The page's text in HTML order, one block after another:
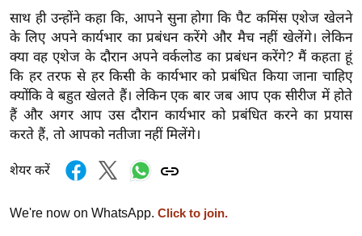
ऑ
टो
व
र्ल्ड
न्यू
ज
ब्री
नो
साथ ही उन्होंने कहा कि, आपने सुना होगा कि पैट कमिंस एशेज खेलने
के लिए अपने कार्यभार का प्रबंधन करेंगे और मैच नहीं खेलेंगे। लेकिन
क्या वह एशेज के दौरान अपने वर्कलोड का प्रबंधन करेंगे? मैं कहता हूं
कि हर तरफ से हर किसी के कार्यभार को प्रबंधित किया जाना चाहिए
क्योंकि वे बहुत खेलते हैं। लेकिन एक बार जब आप एक सीरीज में होते
हैं और अगर आप उस दौरान कार्यभार को प्रबंधित करने का प्रयास
करते हैं, तो आपको नतीजा नहीं मिलेंगे।
शेयर करें
We're now on WhatsApp. Click to join.